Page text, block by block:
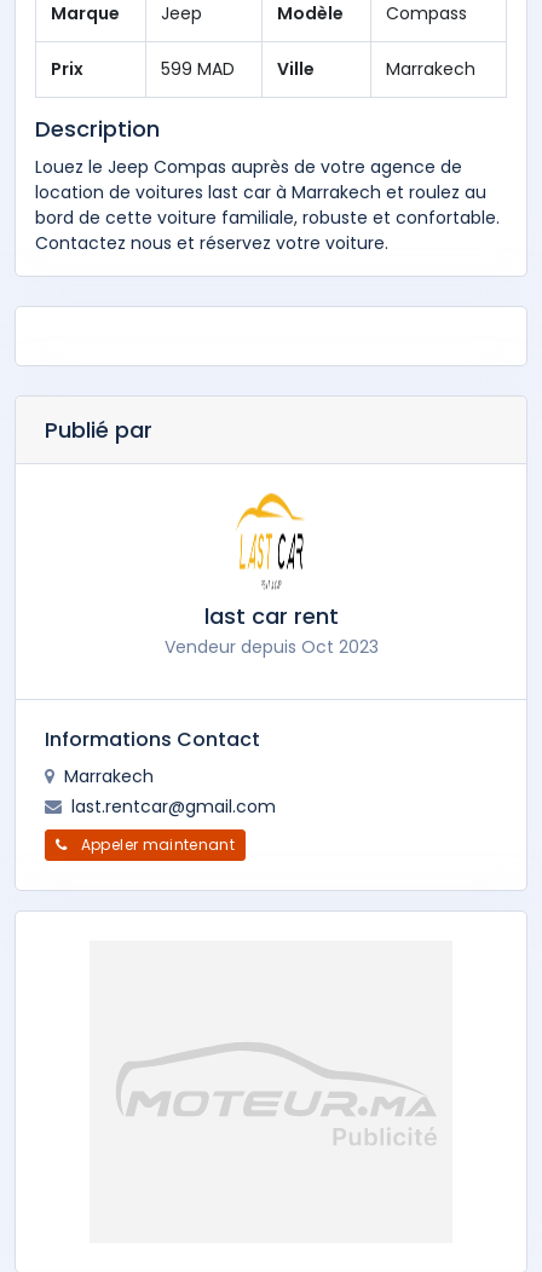
Marque Jeep Modèle Compass
Prix 599 MAD Ville Marrakech
Description
Louez le Jeep Compas auprès de votre agence de
location de voitures last car à Marrakech et roulez au
bord de cette voiture familiale, robuste et confortable.
Contactez nous et réservez votre voiture.
Publié par
last car rent
Vendeur depuis Oct 2023
Informations Contact
Marrakech
last.rentcar@gmail.com
Appeler maintenant